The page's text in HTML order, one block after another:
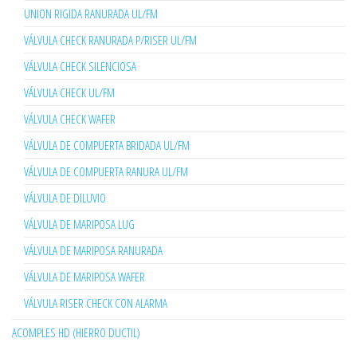
UNION RIGIDA RANURADA UL/FM
VÁLVULA CHECK RANURADA P/RISER UL/FM
VÁLVULA CHECK SILENCIOSA
VÁLVULA CHECK UL/FM
VÁLVULA CHECK WAFER
VÁLVULA DE COMPUERTA BRIDADA UL/FM
VÁLVULA DE COMPUERTA RANURA UL/FM
VÁLVULA DE DILUVIO
VÁLVULA DE MARIPOSA LUG
VÁLVULA DE MARIPOSA RANURADA
VÁLVULA DE MARIPOSA WAFER
VÁLVULA RISER CHECK CON ALARMA
ACOMPLES HD (HIERRO DUCTIL)